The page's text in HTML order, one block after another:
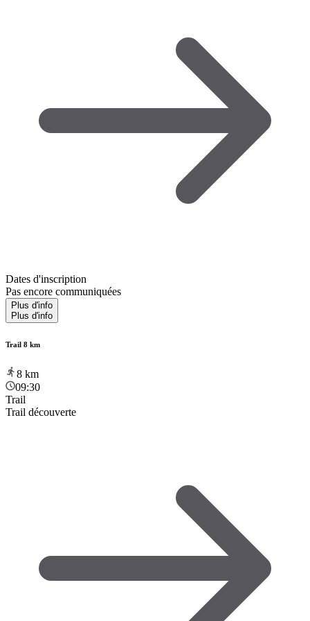
Dates d'inscription
Pas encore communiquées
Plus d'info
Plus d'info
Trail 8 km
8 km
09:30
Trail
Trail découverte